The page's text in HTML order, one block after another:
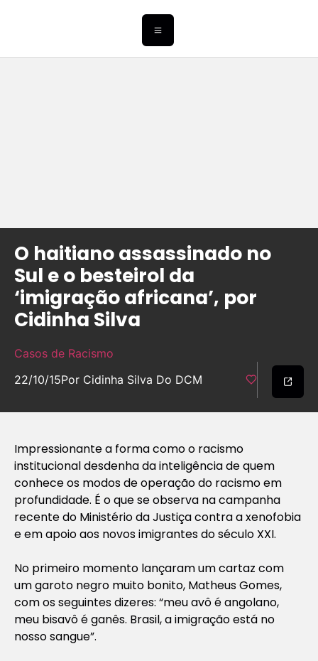
O haitiano assassinado no
Sul e o besteirol da
‘imigração africana’, por
Cidinha Silva
Casos de Racismo
22/10/15Por Cidinha Silva Do DCM
Impressionante a forma como o racismo
institucional desdenha da inteligência de quem
conhece os modos de operação do racismo em
profundidade. É o que se observa na campanha
recente do Ministério da Justiça contra a xenofobia
e em apoio aos novos imigrantes do século XXI.
No primeiro momento lançaram um cartaz com
um garoto negro muito bonito, Matheus Gomes,
com os seguintes dizeres: “meu avô é angolano,
meu bisavô é ganês. Brasil, a imigração está no
nosso sangue”.